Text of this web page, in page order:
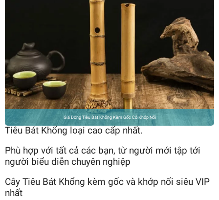
Giá Động Tiêu Bát Khổng Kèm Gốc Có Khớp Nối
Tiêu Bát Khổng loại cao cấp nhất.
Phù hợp với tất cả các bạn, từ người mới tập tới
người biểu diễn chuyên nghiệp
Cây Tiêu Bát Khổng kèm gốc và khớp nối siêu VIP
nhất